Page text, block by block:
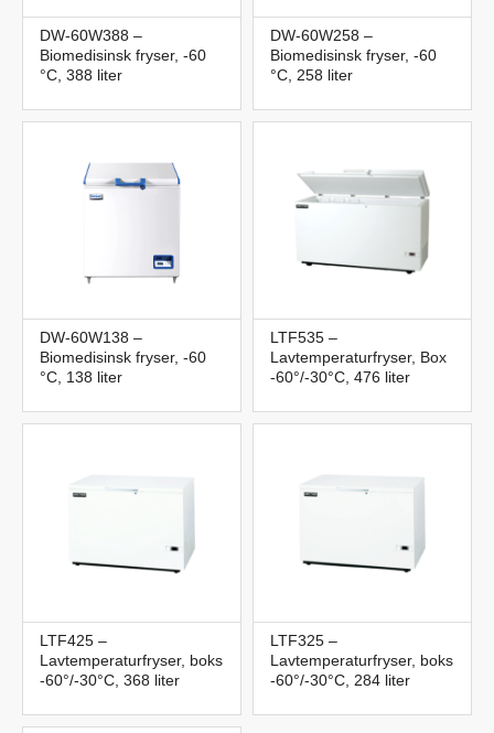
DW-60W388 –
Biomedisinsk fryser, -60
°C, 388 liter
DW-60W258 –
Biomedisinsk fryser, -60
°C, 258 liter
DW-60W138 –
Biomedisinsk fryser, -60
°C, 138 liter
LTF535 –
Lavtemperaturfryser, Box
-60°/-30°C, 476 liter
LTF425 –
Lavtemperaturfryser, boks
-60°/-30°C, 368 liter
LTF325 –
Lavtemperaturfryser, boks
-60°/-30°C, 284 liter